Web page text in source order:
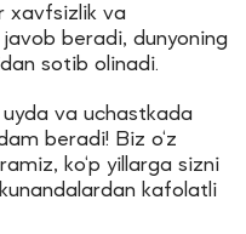
xavfsizlik va
beradi, dunyoning
sotib olinadi.
va uchastkada
beradi! Biz o‘z
ko‘p yillarga sizni
kafolatli